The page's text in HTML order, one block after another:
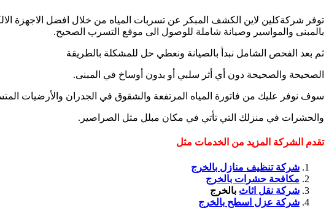
توفر شركةكلين لاين الكشف المبكر عن تسربات المياه من خلال افضل الاجهزة
بالمبنى والمواسير وصيانة شاملة للوصول الى موقع التسرب الصحيح.
ثم بعد الفحص الشامل نبدأ بالصيانة ونعطي حل للمشكلة بالطريقة
الصحيحة والصحيحة دون أي أثر سلبي أو بدون أوساخ في المبنى.
سوف نوفر عليك من فاتورة المياه المرتفعة والشقوق في الجدران والأرضيات
والحشرات في منزلك التي تأتي في مكان مبلل مثل الصراصير.
تقدم الشركة المزيد من الخدمات مثل
شركة تنظيف منازل بالخرج
مكافحة حشرات بالخرج
شركة نقل اثاث بالخرج
شركة عزل اسطح بالخرج